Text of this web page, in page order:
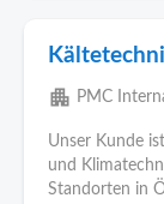
apartment PMC
Unser Kunde
und
Standorten in